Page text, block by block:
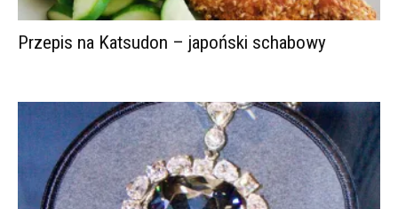
Przepis na Katsudon – japoński schabowy